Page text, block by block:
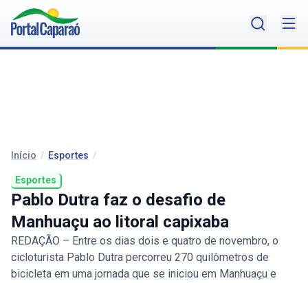
Início / Esportes /
Esportes
Pablo Dutra faz o desafio de
Manhuaçu ao litoral capixaba
REDAÇÃO – Entre os dias dois e quatro de novembro, o
cicloturista Pablo Dutra percorreu 270 quilômetros de
bicicleta em uma jornada que se iniciou em Manhuaçu e